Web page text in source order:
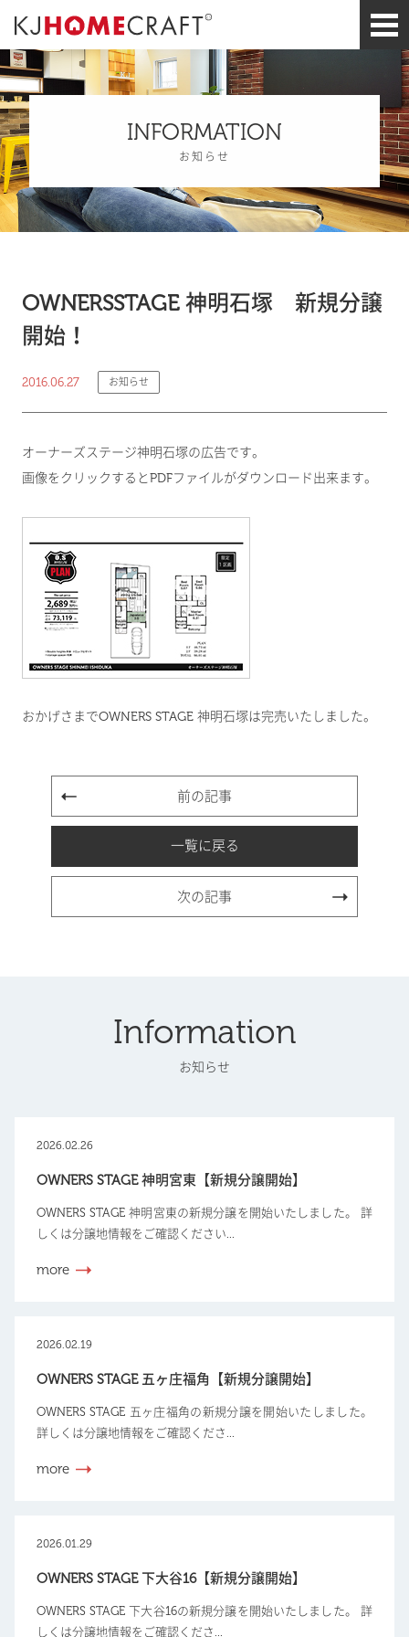
INFORMATION
お知らせ
OWNERSSTAGE 神明石塚 新規分譲
開始！
2016.06.27 お知らせ
オーナーズステージ神明石塚の広告です。
画像をクリックするとPDFファイルがダウンロード出来ます。
おかげさまでOWNERS STAGE 神明石塚は完売いたしました。
前の記事
一覧に戻る
次の記事
Information
お知らせ
2026.02.26
OWNERS STAGE 神明宮東【新規分譲開始】
OWNERS STAGE 神明宮東の新規分譲を開始いたしました。 詳
しくは分譲地情報をご確認ください...
more
2026.02.19
OWNERS STAGE 五ヶ庄福角【新規分譲開始】
OWNERS STAGE 五ヶ庄福角の新規分譲を開始いたしました。
詳しくは分譲地情報をご確認くださ...
more
2026.01.29
OWNERS STAGE 下大谷16【新規分譲開始】
OWNERS STAGE 下大谷16の新規分譲を開始いたしました。 詳
しくは分譲地情報をご確認くださ...